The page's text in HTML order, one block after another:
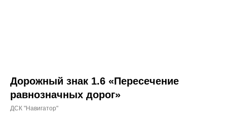
Дорожный знак 1.6 «Пересечение
равнозначных дорог»
ДСК "Навигатор"